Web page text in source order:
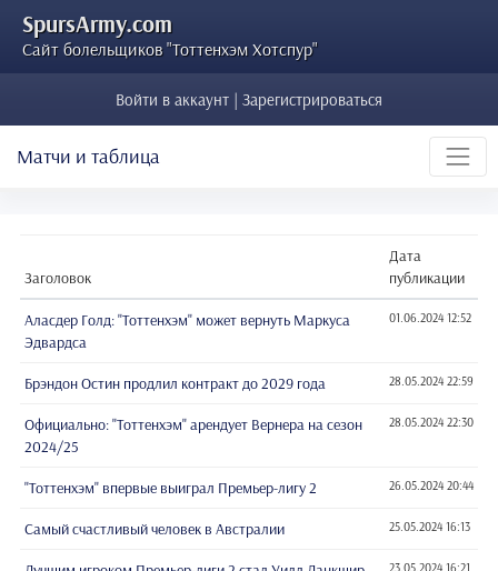
SpursArmy.com
Сайт болельщиков "Тоттенхэм Хотспур"
Войти в аккаунт | Зарегистрироваться
Матчи и таблица
Заголовок
Дата
публикации
Аласдер Голд: "Тоттенхэм" может вернуть Маркуса
Эдвардса
01.06.2024 12:52
Брэндон Остин продлил контракт до 2029 года 28.05.2024 22:59
Официально: "Тоттенхэм" арендует Вернера на сезон
2024/25
28.05.2024 22:30
"Тоттенхэм" впервые выиграл Премьер-лигу 2 26.05.2024 20:44
Самый счастливый человек в Австралии 25.05.2024 16:13